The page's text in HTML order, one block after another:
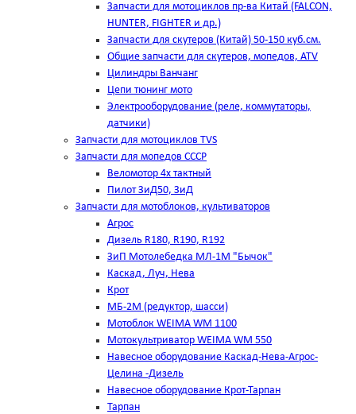
Запчасти для мотоциклов пр-ва Китай (FALCON,
HUNTER, FIGHTER и др.)
Запчасти для скутеров (Китай) 50-150 куб.см.
Общие запчасти для скутеров, мопедов, ATV
Цилиндры Ванчанг
Цепи тюнинг мото
Электрооборудование (реле, коммутаторы,
датчики)
Запчасти для мотоциклов TVS
Запчасти для мопедов СССР
Веломотор 4х тактный
Пилот ЗиД50, ЗиД
Запчасти для мотоблоков, культиваторов
Агрос
Дизель R180, R190, R192
ЗиП Мотолебедка МЛ-1М "Бычок"
Каскад, Луч, Нева
Крот
МБ-2М (редуктор, шасси)
Мотоблок WEIMA WM 1100
Мотокультриватор WEIMA WM 550
Навесное оборудование Каскад-Нева-Агрос-
Целина -Дизель
Навесное оборудование Крот-Тарпан
Тарпан